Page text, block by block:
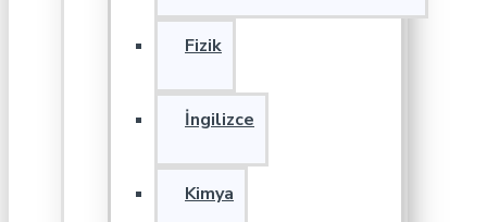
Fizik
İngilizce
Kimya